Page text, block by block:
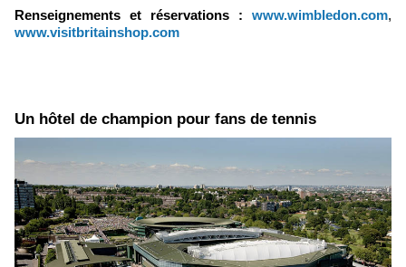
Renseignements et réservations : www.wimbledon.com,
www.visitbritainshop.com
Un hôtel de champion pour fans de tennis